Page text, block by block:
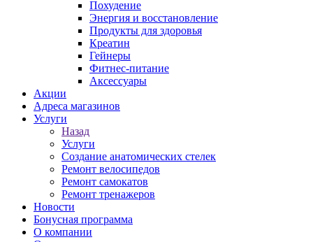
Похудение
Энергия и восстановление
Продукты для здоровья
Креатин
Гейнеры
Фитнес-питание
Аксессуары
Акции
Адреса магазинов
Услуги
Назад
Услуги
Создание анатомических стелек
Ремонт велосипедов
Ремонт самокатов
Ремонт тренажеров
Новости
Бонусная программа
О компании